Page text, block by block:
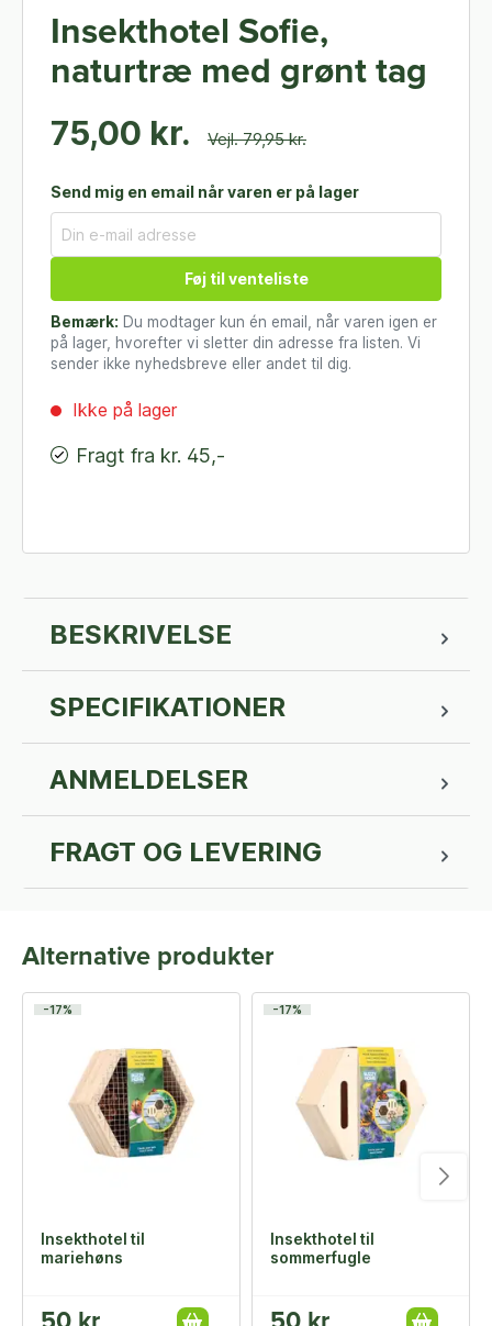
Insekthotel Sofie,
naturtræ med grønt tag
75,00 kr. Vejl. 79,95 kr.
Send mig en email når varen er på lager
Føj til venteliste
Bemærk: Du modtager kun én email, når varen igen er
på lager, hvorefter vi sletter din adresse fra listen. Vi
sender ikke nyhedsbreve eller andet til dig.
Ikke på lager
Fragt fra kr. 45,-
BESKRIVELSE
SPECIFIKATIONER
ANMELDELSER
FRAGT OG LEVERING
Alternative produkter
-17%
Insekthotel til
mariehøns
-17%
Insekthotel til
sommerfugle